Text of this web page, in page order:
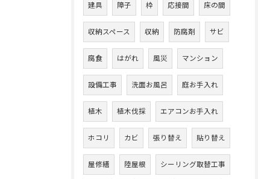
建具 障子 枠 応接間 床の間
収納スペース 収納 防腐剤 サビ
腐食 はがれ 風災 マンション
設備工事 洗面お風呂 庭お手入れ
植木 植木伐採 エアコンお手入れ
ホコリ カビ 張り替え 貼り替え
屋修繕 陸屋根 シーリング取替工事